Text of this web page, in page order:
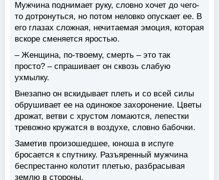
Мужчина поднимает руку, словно хочет до чего-
то дотронуться, но потом неловко опускает ее. В
его глазах сложная, нечитаемая эмоция, которая
вскоре сменяется яростью.
– Женщина, по-твоему, смерть – это так
просто? – спрашивает он сквозь слабую
ухмылку.
Внезапно он вскидывает плеть и со всей силы
обрушивает ее на одинокое захоронение. Цветы
дрожат, ветви с хрустом ломаются, лепестки
тревожно кружатся в воздухе, словно бабочки.
Заметив произошедшее, юноша в испуге
бросается к спутнику. Разъяренный мужчина
беспрестанно колотит плетью, разбрасывая
землю в стороны.